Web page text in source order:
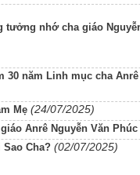
tưởng nhớ cha giáo
30 năm Linh mục cha Anrê
Mẹ (24/07/2025)
Anrê Nguyễn Văn Phúc
Cha? (02/07/2025)